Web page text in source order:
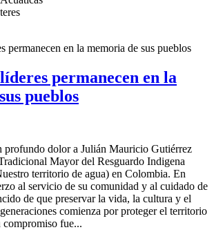
permanecen en la
pueblos
profundo dolor a Julián Mauricio Gutiérrez
Mayor del Resguardo Indigena
territorio de agua) en Colombia. En
al servicio de su comunidad y al cuidado de
de que preservar la vida, la cultura y el
comienza por proteger el territorio
fue...